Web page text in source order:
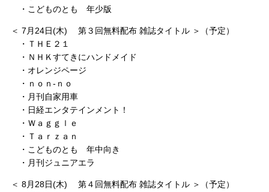
・こどものとも 年少版
＜ 7月24日(木) 第３回無料配布 雑誌タイトル ＞（予定）
・ＴＨＥ２１
・ＮＨＫすてきにハンドメイド
・オレンジページ
・ｎｏｎ‐ｎｏ
・月刊自家用車
・日経エンタテインメント！
・Ｗａｇｇｌｅ
・Ｔａｒｚａｎ
・こどものとも 年中向き
・月刊ジュニアエラ
＜ 8月28日(木) 第４回無料配布 雑誌タイトル ＞（予定）